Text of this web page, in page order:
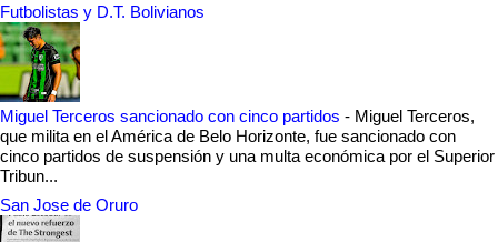
Futbolistas y D.T. Bolivianos
Miguel Terceros sancionado con cinco partidos - Miguel Terceros,
que milita en el América de Belo Horizonte, fue sancionado con
cinco partidos de suspensión y una multa económica por el Superior
Tribun...
San Jose de Oruro